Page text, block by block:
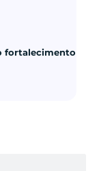
fortalecimento